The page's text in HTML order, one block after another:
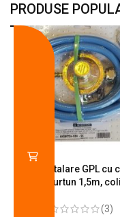
PRODUSE
Kit instalare GPL cu
butelie, furtun 1,5m,
(3)